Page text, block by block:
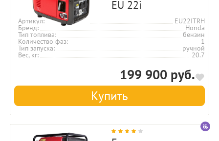
EU 22i
Артикул EU22ITRH
Бренд Honda
Тип топлива бензин
Количество фаз 1
Тип запуска ручной
Вес, кг 20.7
199 900 руб.
Купить